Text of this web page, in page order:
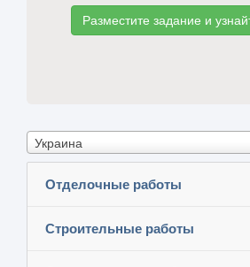
Разместите задание и
Украина
Отделочные работы
Строительные работы